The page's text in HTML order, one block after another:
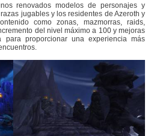
renovados modelos de personajes y
jugables y los residentes de Azeroth y
como zonas, mazmorras, raids,
del nivel máximo a 100 y mejoras
proporcionar una experiencia más